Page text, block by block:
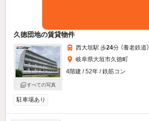
久徳団地の賃貸物件
すべての写真
西大垣駅 歩24分 （養老鉄道）
岐阜県大垣市久徳町
4階建 / 52年 / 鉄筋コン
駐車場あり